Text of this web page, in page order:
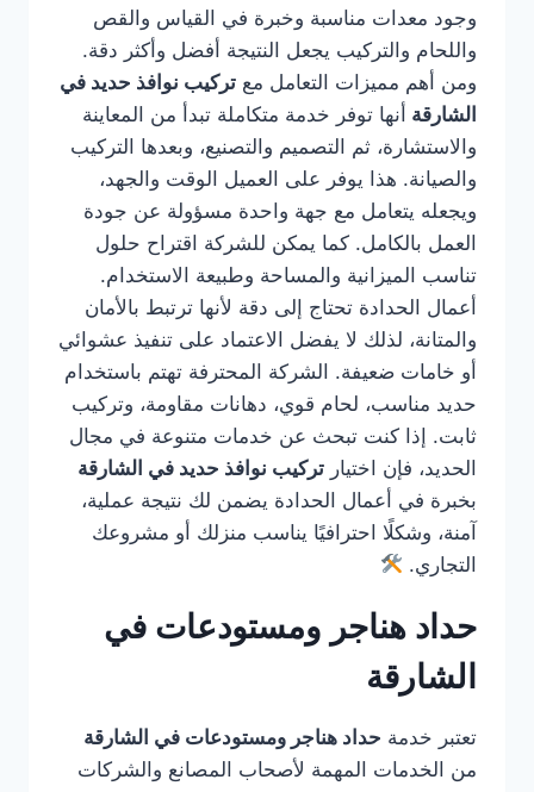
وجود معدات مناسبة وخبرة في القياس والقص
واللحام والتركيب يجعل النتيجة أفضل وأكثر دقة.
ومن أهم مميزات التعامل مع تركيب نوافذ حديد في
الشارقة أنها توفر خدمة متكاملة تبدأ من المعاينة
والاستشارة، ثم التصميم والتصنيع، وبعدها التركيب
والصيانة. هذا يوفر على العميل الوقت والجهد،
ويجعله يتعامل مع جهة واحدة مسؤولة عن جودة
العمل بالكامل. كما يمكن للشركة اقتراح حلول
تناسب الميزانية والمساحة وطبيعة الاستخدام.
أعمال الحدادة تحتاج إلى دقة لأنها ترتبط بالأمان
والمتانة، لذلك لا يفضل الاعتماد على تنفيذ عشوائي
أو خامات ضعيفة. الشركة المحترفة تهتم باستخدام
حديد مناسب، لحام قوي، دهانات مقاومة، وتركيب
ثابت. إذا كنت تبحث عن خدمات متنوعة في مجال
الحديد، فإن اختيار تركيب نوافذ حديد في الشارقة
بخبرة في أعمال الحدادة يضمن لك نتيجة عملية،
آمنة، وشكلًا احترافيًا يناسب منزلك أو مشروعك
التجاري.
حداد هناجر ومستودعات في
الشارقة
تعتبر خدمة حداد هناجر ومستودعات في الشارقة
من الخدمات المهمة لأصحاب المصانع والشركات